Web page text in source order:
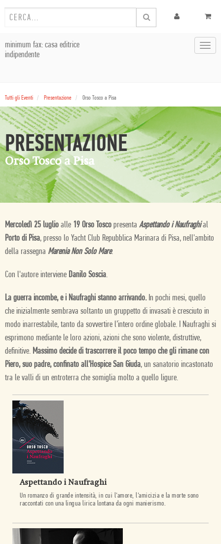
minimum fax: casa editrice
indipendente
Tutti gli Eventi Presentazione Orso Tosco a Pisa
PRESENTAZIONE
Orso Tosco a Pisa
Mercoledì 25 luglio alle 19 Orso Tosco presenta Aspettando i Naufraghial
Porto di Pisa, presso lo Yacht Club Repubblica Marinara di Pisa, nell'ambito
della rassegna Marenia Non Solo Mare.
Con l'autore interviene Danilo Soscia.
La guerra incombe, e i Naufraghi stanno arrivando.In pochi mesi, quello
che inizialmente sembrava soltanto un gruppetto di invasati è cresciuto in
modo inarrestabile, tanto da sovvertire l’intero ordine globale. I Naufraghi si
esprimono mediante le loro azioni, azioni che sono violente, distruttive,
definitive. Massimo decide di trascorrere il poco tempo che gli rimane con
Piero, suo padre, confinato all'Hospice San Giuda, un sanatorio incastonato
tra le valli di un entroterra che somiglia molto a quello ligure.
Aspettando i Naufraghi
Un romanzo di grande intensità, in cui l’amore, l’amicizia e la morte sono
raccontati con una lingua lirica lontana da ogni manierismo.